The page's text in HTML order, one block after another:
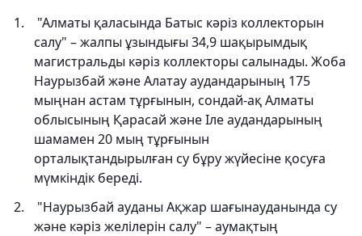
"Алматы қаласында Батыс кәріз коллекторын
салу" – жалпы ұзындығы 34,9 шақырымдық
магистральды кәріз коллекторы салынады. Жоба
Наурызбай және Алатау аудандарының 175
мыңнан астам тұрғынын, сондай-ақ Алматы
облысының Қарасай және Іле аудандарының
шамамен 20 мың тұрғынын
орталықтандырылған су бұру жүйесіне қосуға
мүмкіндік береді.
"Наурызбай ауданы Ақжар шағынауданында су
және кәріз желілерін салу" – аумақтың